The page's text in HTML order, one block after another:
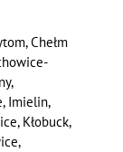
Chełm
Imielin,
Kłobuck,